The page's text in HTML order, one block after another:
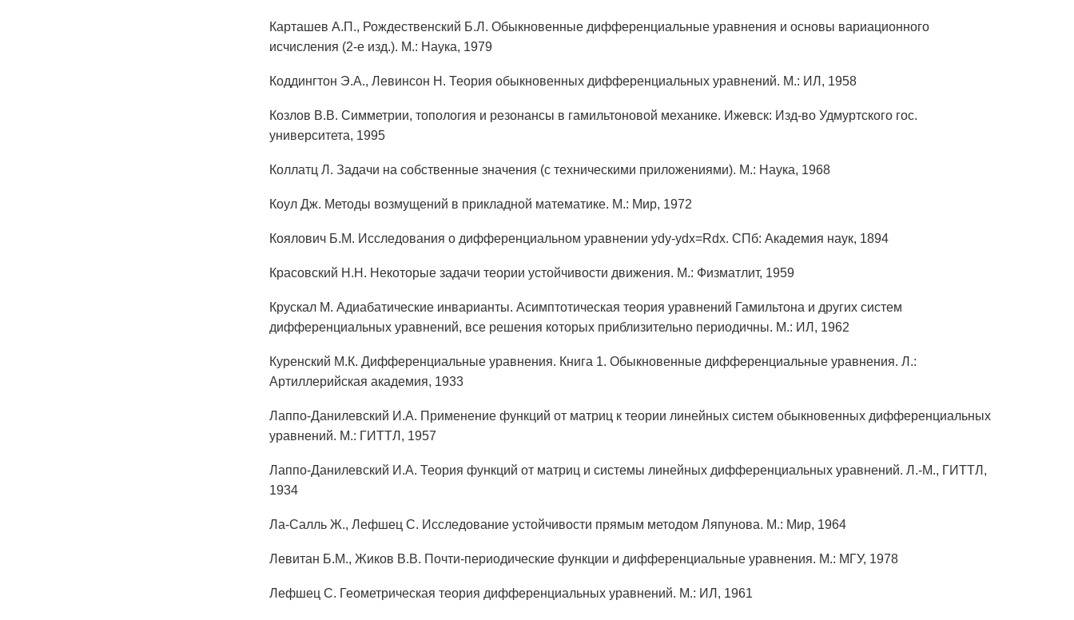
Карташев А.П., Рождественский Б.Л. Обыкновенные дифференциальные уравнения и основы вариационного
исчисления (2-е изд.). М.: Наука, 1979
Коддингтон Э.А., Левинсон Н. Теория обыкновенных дифференциальных уравнений. М.: ИЛ, 1958
Козлов В.В. Симметрии, топология и резонансы в гамильтоновой механике. Ижевск: Изд-во Удмуртского гос.
университета, 1995
Коллатц Л. Задачи на собственные значения (с техническими приложениями). М.: Наука, 1968
Коул Дж. Методы возмущений в прикладной математике. М.: Мир, 1972
Коялович Б.М. Исследования о дифференциальном уравнении ydy-ydx=Rdx. СПб: Академия наук, 1894
Красовский Н.Н. Некоторые задачи теории устойчивости движения. М.: Физматлит, 1959
Крускал М. Адиабатические инварианты. Асимптотическая теория уравнений Гамильтона и других систем
дифференциальных уравнений, все решения которых приблизительно периодичны. М.: ИЛ, 1962
Куренский М.К. Дифференциальные уравнения. Книга 1. Обыкновенные дифференциальные уравнения. Л.:
Артиллерийская академия, 1933
Лаппо-Данилевский И.А. Применение функций от матриц к теории линейных систем обыкновенных дифференциальных
уравнений. М.: ГИТТЛ, 1957
Лаппо-Данилевский И.А. Теория функций от матриц и системы линейных дифференциальных уравнений. Л.-М., ГИТТЛ,
1934
Ла-Салль Ж., Лефшец С. Исследование устойчивости прямым методом Ляпунова. М.: Мир, 1964
Левитан Б.М., Жиков В.В. Почти-периодические функции и дифференциальные уравнения. М.: МГУ, 1978
Лефшец С. Геометрическая теория дифференциальных уравнений. М.: ИЛ, 1961